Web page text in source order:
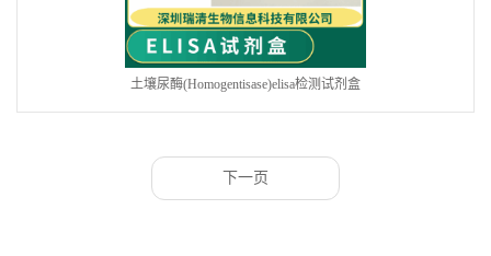
土壤尿酶(Homogentisase)elisa检测试剂盒
下一页